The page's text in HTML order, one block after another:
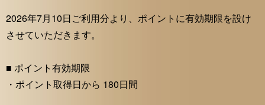
2026年7月10日ご利用分より、ポイントに有効期限を設け
させていただきます。
■ ポイント有効期限
・ポイント取得日から 180日間